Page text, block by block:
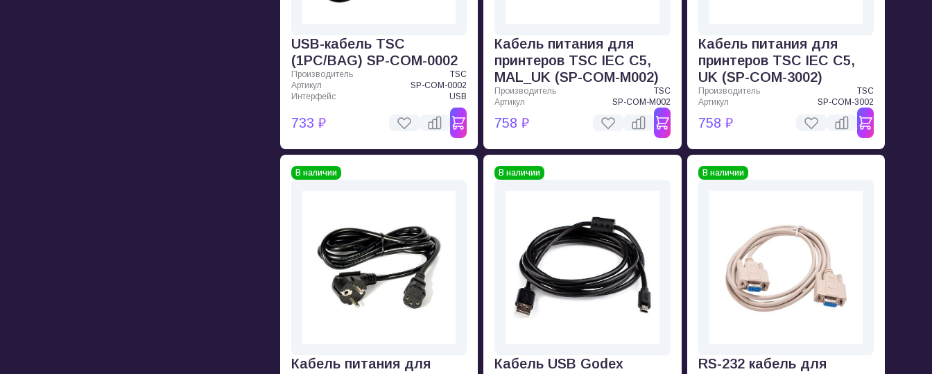
USB-кабель TSC
(1PC/BAG) SP-COM-0002
Производитель
TSC
Артикул
SP-COM-0002
Интерфейс
USB
733 ₽
Кабель питания для
принтеров TSC IEC C5,
MAL_UK (SP-COM-M002)
Производитель
TSC
Артикул
SP-COM-M002
758 ₽
Кабель питания для
принтеров TSC IEC C5,
UK (SP-COM-3002)
Производитель
TSC
Артикул
SP-COM-3002
758 ₽
В наличии
Кабель питания для
В наличии
Кабель USB Godex
В наличии
RS-232 кабель для